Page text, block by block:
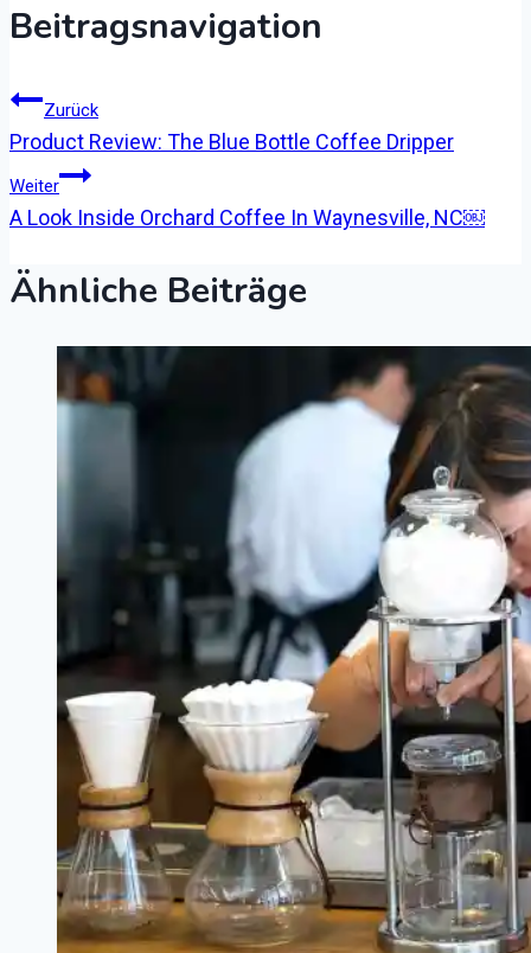
Beitragsnavigation
Zurück
Product Review: The Blue Bottle Coffee Dripper
Weiter
A Look Inside Orchard Coffee In Waynesville, NC￼
Ähnliche Beiträge